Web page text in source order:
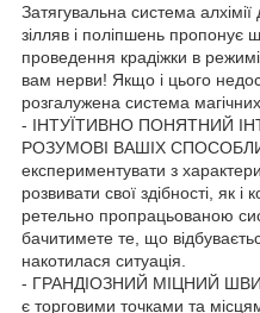
Затягувальна система
зілляв і поліпшень пропонує
проведення крадіжки в
вам нерви! Якщо і цього
розгалужена система
- ІНТУЇТИВНО ПОНЯТНИЙ
РОЗУМОВІ ВАШІХ
експериментувати з
розвивати свої здібності, як
ретельно пропрацьованою
бачитимете те, що
накотилася ситуація.
- ГРАНДІОЗНИЙ МІЦНИЙ
є торговими точками та